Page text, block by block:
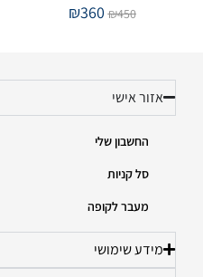
₪450
₪360
אזור אישי
החשבון שלי
סל קניות
מעבר לקופה
מידע שימושי